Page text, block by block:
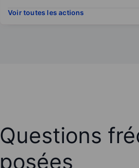
Voir toutes les actions
Questions
posées